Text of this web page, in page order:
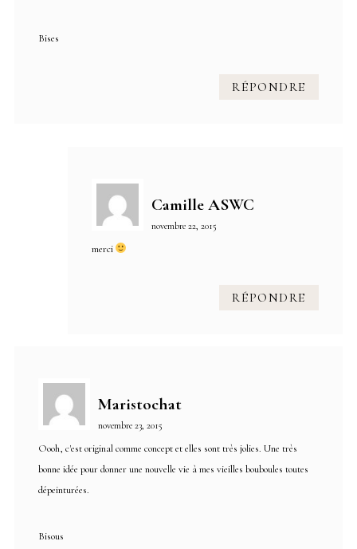
Bises
RÉPONDRE
Camille ASWC
novembre 22, 2015
merci
RÉPONDRE
Maristochat
novembre 23, 2015
Oooh, c'est original comme concept et elles sont très jolies. Une très
bonne idée pour donner une nouvelle vie à mes vieilles bouboules toutes
dépeinturées.
Bisous